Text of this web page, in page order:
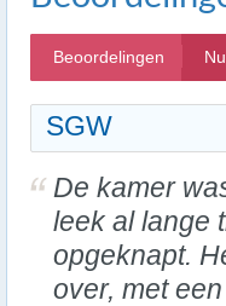
Beoordelingen
SGW
De kamer
leek al lange
opgeknapt.
over, met